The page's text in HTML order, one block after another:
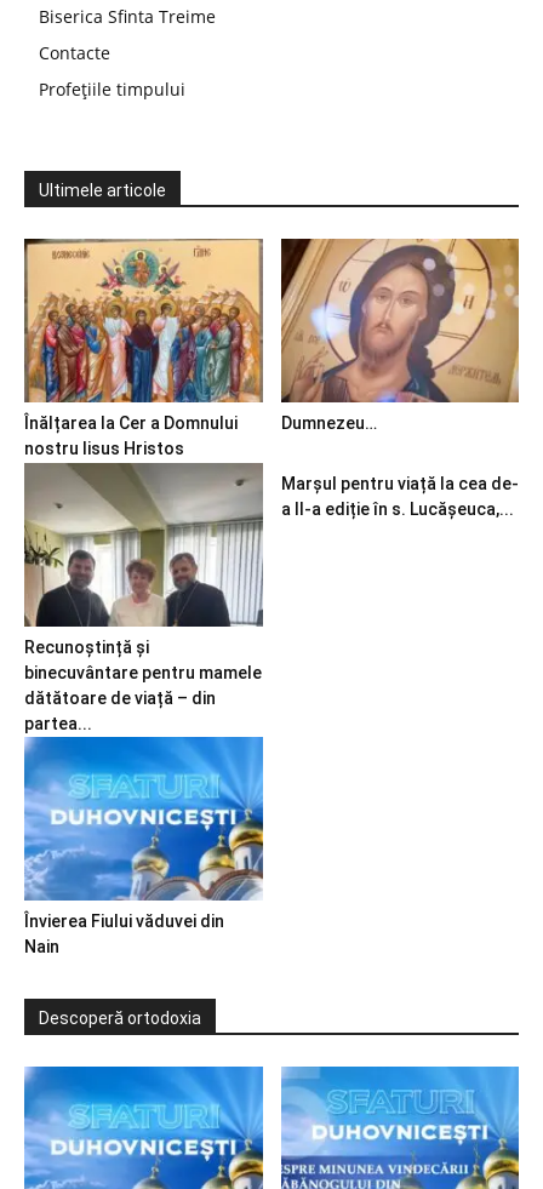
Biserica Sfinta Treime
Contacte
Profețiile timpului
Ultimele articole
Înălțarea la Cer a Domnului
nostru Iisus Hristos
Dumnezeu…
Recunoștință și
binecuvântare pentru mamele
dătătoare de viață – din
partea...
Marșul pentru viață la cea de-
a II-a ediție în s. Lucășeuca,...
Învierea Fiului văduvei din
Nain
Descoperă ortodoxia